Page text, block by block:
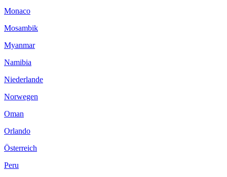
Monaco
Mosambik
Myanmar
Namibia
Niederlande
Norwegen
Oman
Orlando
Österreich
Peru